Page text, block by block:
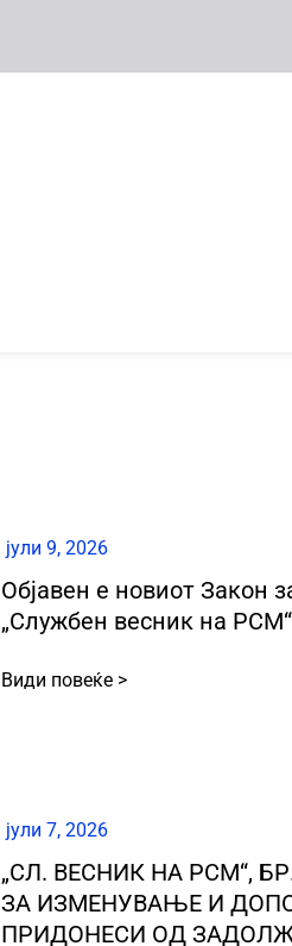
јули 9, 2026
Објавен е новиот Закон
„Службен весник на
Види повеќе >
јули 7, 2026
„СЛ. ВЕСНИК НА РСМ“,
ЗА ИЗМЕНУВАЊЕ И
ПРИДОНЕСИ ОД